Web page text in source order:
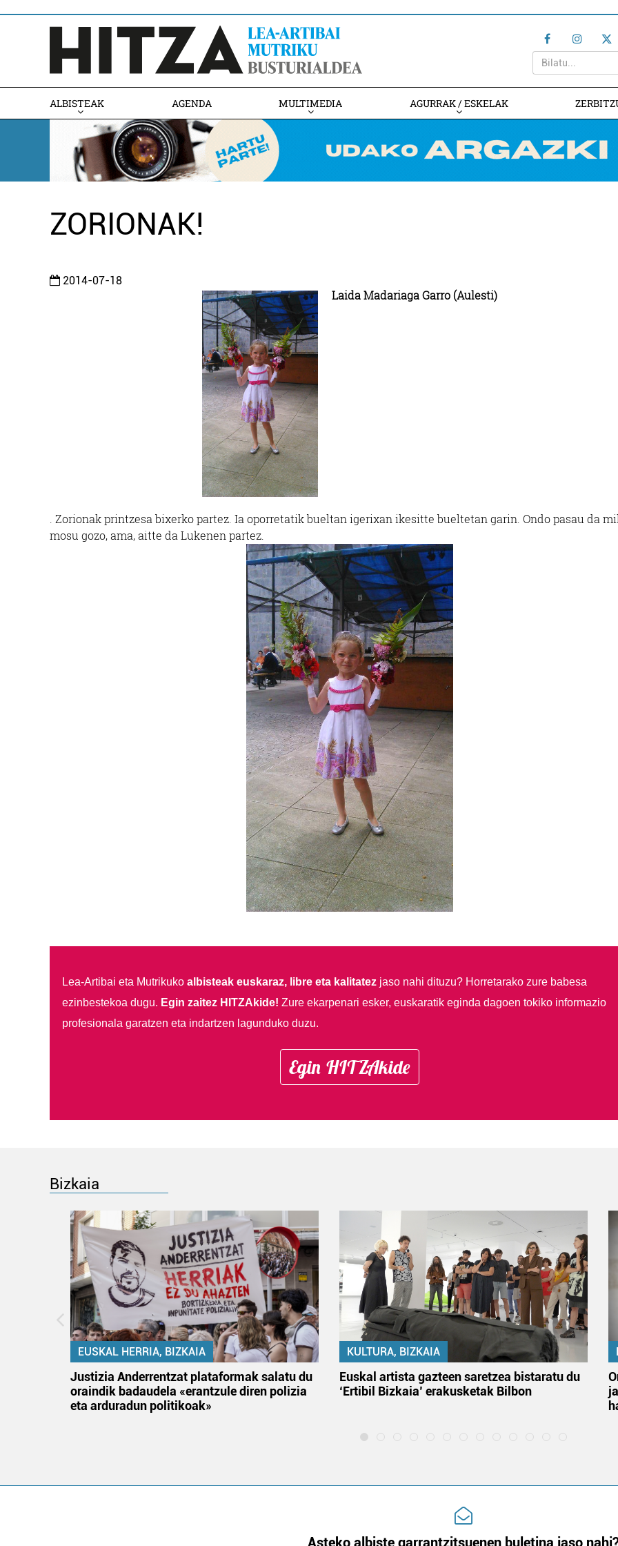
ALBISTEAK AGENDA MULTIMEDIA AGURRAK / ESKELAK
ZORIONAK!
2014-07-18
Laida Madariaga Garro (Aulesti)
. Zorionak printzesa bixerko partez. Ia oporretatik bueltan igerixan ikesitte bueltetan garin. Ondo pasau da
mosu gozo, ama, aitte da Lukenen partez.
Lea-Artibai eta Mutrikuko albisteak euskaraz, libre eta kalitatezjaso nahi dituzu? Horretarako zure babesa
ezinbestekoa dugu. Egin zaitez HITZAkide! Zure ekarpenari esker, euskaratik eginda dagoen tokiko informazio
profesionala garatzen eta indartzen lagunduko duzu.
Egin HITZAkide
Bizkaia
EUSKAL HERRIA, BIZKAIA
Justizia Anderrentzat plataformak salatu du
oraindik badaudela «erantzule diren polizia
eta arduradun politikoak»
KULTURA, BIZKAIA
Euskal artista gazteen saretzea bistaratu du
‘Ertibil Bizkaia’ erakusketak Bilbon
Asteko albiste garrantzitsuenen buletina jaso